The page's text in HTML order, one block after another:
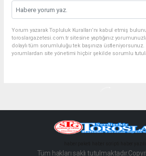
Yorum yazarak Topluluk Kuralları’nı kabul etmiş
toroslargazetesi.com.tr sitesine yaptığınız
dolaylı tüm sorumluluğu tek başınıza üstleniyorsunuz.
yorumlardan site yönetimi hiçbir şekilde sorumlu
Tüm hakları saklı